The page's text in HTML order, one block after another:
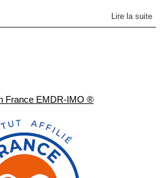
France EMDR-IMO ®
Lire la suite